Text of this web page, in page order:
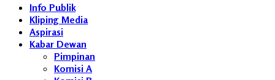
Info Publik
Kliping Media
Aspirasi
Kabar Dewan
Pimpinan
Komisi A